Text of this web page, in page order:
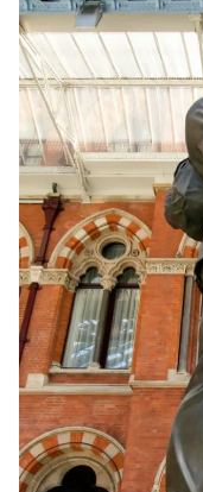
Un beso en la estación
Palace, una estatua de
una extraordinaria